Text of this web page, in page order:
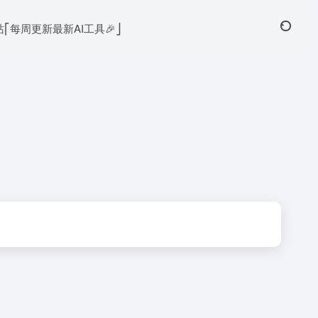
周更新最新AI工具🎉⎦